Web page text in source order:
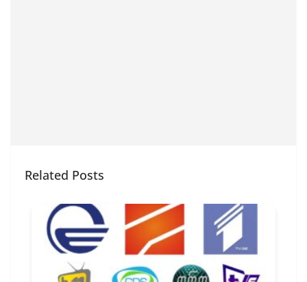
Related Posts